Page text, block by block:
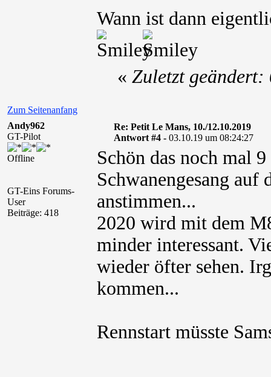
Wann ist dann
Zum Seitenanfang
« Zuletzt
Andy962
GT-Pilot
Offline
GT-Eins Forums-
User
Beiträge: 418
Re: Petit Le Mans, 10./12.10.2019
Antwort #4 - 03.10.19 um 08:24:27
Schön das noch mal
Schwanengesang auf
anstimmen...
2020 wird mit dem
minder interessant.
wieder öfter sehen.
kommen...
Rennstart müsste